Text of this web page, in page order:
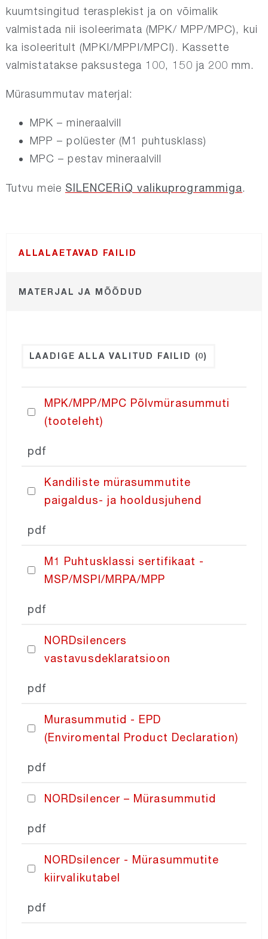
NORDfire
NORDdoor
NORDdamper
NORDatex
NORDfan
NORDcoil
Recair
NORDaccessories
NORDcontrol
PRICING
kuumtsingitud terasplekist ja on võimalik
valmistada nii isoleerimata (MPK/ MPP/MPC), kui
ka isoleeritult (MPKI/MPPI/MPCI). Kassette
valmistatakse paksustega 100, 150 ja 200 mm.
Mürasummutav materjal:
MPK – mineraalvill
MPP – polüester (M1 puhtusklass)
MPC – pestav mineraalvill
Tutvu meie SILENCERiQ valikuprogrammiga.
ALLALAETAVAD FAILID
MATERJAL JA MÕÕDUD
LAADIGE ALLA VALITUD FAILID (0)
MPK/MPP/MPC Põlvmürasummuti
(tooteleht)
pdf
Kandiliste mürasummutite
paigaldus- ja hooldusjuhend
pdf
M1 Puhtusklassi sertifikaat -
MSP/MSPI/MRPA/MPP
pdf
NORDsilencers
vastavusdeklaratsioon
pdf
Murasummutid - EPD
(Enviromental Product Declaration)
pdf
NORDsilencer – Mürasummutid
pdf
NORDsilencer - Mürasummutite
kiirvalikutabel
pdf